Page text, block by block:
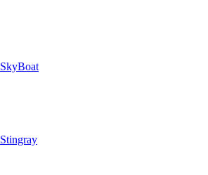
SkyBoat
Stingray